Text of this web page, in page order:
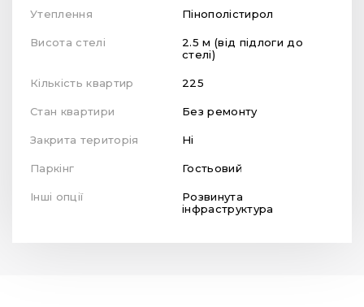
Утеплення Пінополістирол
Висота стелі
2.5 м (від підлоги до
стелі)
Кількість квартир 225
Стан квартири Без ремонту
Закрита територія Ні
Паркінг Гостьовий
Інші опції
Розвинута
інфраструктура